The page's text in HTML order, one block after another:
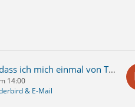
Hätte nicht gedacht, dass ich mich einmal von TB abwende
14:00
& E-Mail